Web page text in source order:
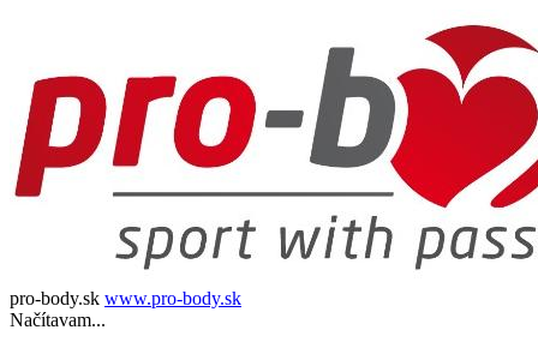
pro-body.sk www.pro-body.sk
Načítavam...